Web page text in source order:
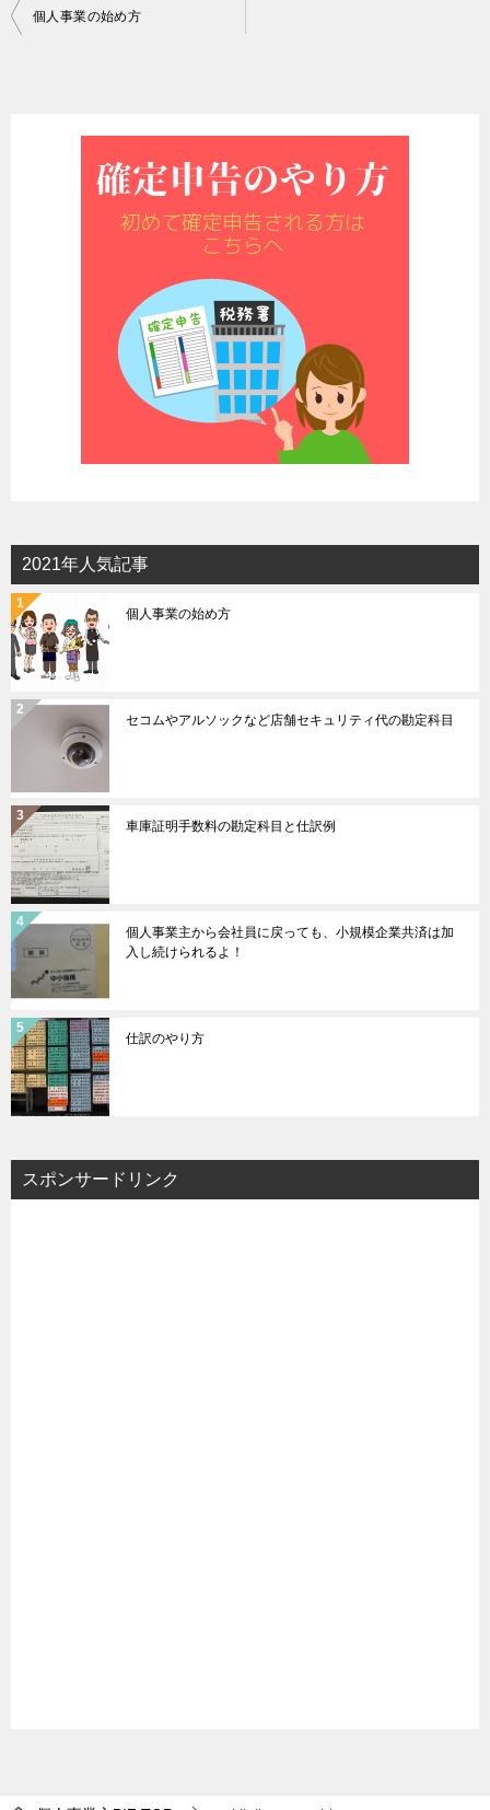
投
個人事業の始め方
2021年人気記事
個人事業の始め方
セコムやアルソックなど店舗セキュリティ代の勘定科目
車庫証明手数料の勘定科目と仕訳例
個人事業主から会社員に戻っても、小規模企業共済は加
入し続けられるよ！
仕訳のやり方
スポンサードリンク